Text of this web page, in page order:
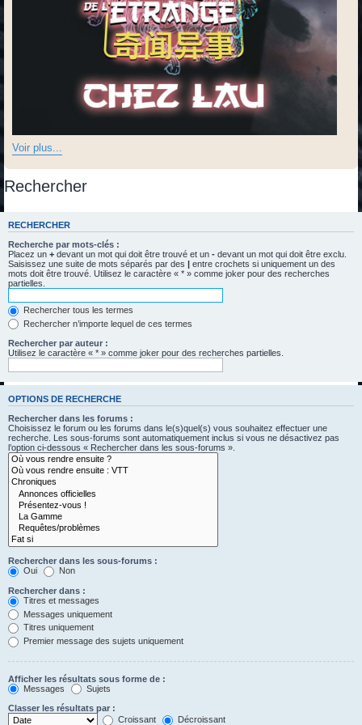
Voir plus...
Rechercher
RECHERCHER
Recherche par mots-clés :
Placez un + devant un mot qui doit être trouvé et un - devant un mot qui doit être exclu.
Saisissez une suite de mots séparés par des
entre crochets si uniquement un des
mots doit être trouvé. Utilisez le caractère « * » comme joker pour des recherches
partielles.
Rechercher tous les termes
Rechercher n’importe lequel de ces termes
Rechercher par auteur :
Utilisez le caractère « * » comme joker pour des recherches partielles.
OPTIONS DE RECHERCHE
Rechercher dans les forums :
Choisissez le forum ou les forums dans le(s)quel(s) vous souhaitez effectuer une
recherche. Les sous-forums sont automatiquement inclus si vous ne désactivez pas
l’option ci-dessous « Rechercher dans les sous-forums ».
Rechercher dans les sous-forums :
Oui
Non
Rechercher dans :
Titres et messages
Messages uniquement
Titres uniquement
Premier message des sujets uniquement
Afficher les résultats sous forme de :
Messages
Sujets
Classer les résultats par :
Croissant
Décroissant